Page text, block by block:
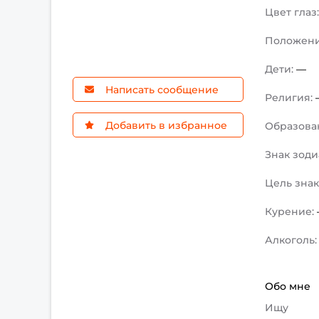
Написать сообщение
Добавить в избранное
Цвет
Дети:—
Религия:
Знак
Цель
Курение:
Обо мне
Ищу